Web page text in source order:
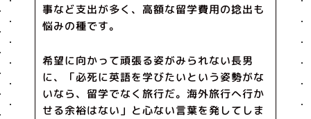
事など支出が多く、高額な留学費用の捻出も
悩みの種です。
希望に向かって頑張る姿がみられない長男
に、「必死に英語を学びたいという姿勢がな
いなら、留学でなく旅行だ。海外旅行へ行か
せる余裕はない」と心ない言葉を発してしま